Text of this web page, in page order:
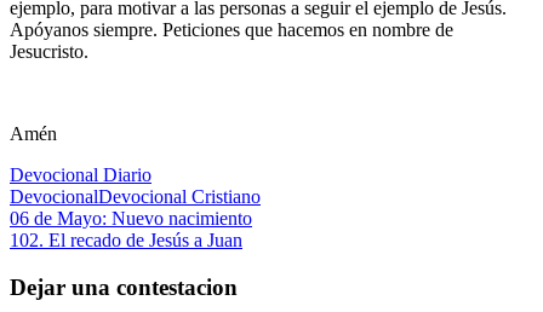
ejemplo, para motivar a las personas a seguir el ejemplo de Jesús.
Apóyanos siempre. Peticiones que hacemos en nombre de
Jesucristo.
Amén
Devocional Diario
DevocionalDevocional Cristiano
Navegación
de
entradas
Entrada
anterior:
06 de Mayo: Nuevo nacimiento
Siguiente
102. El recado de Jesús a Juan
Dejar una contestacion